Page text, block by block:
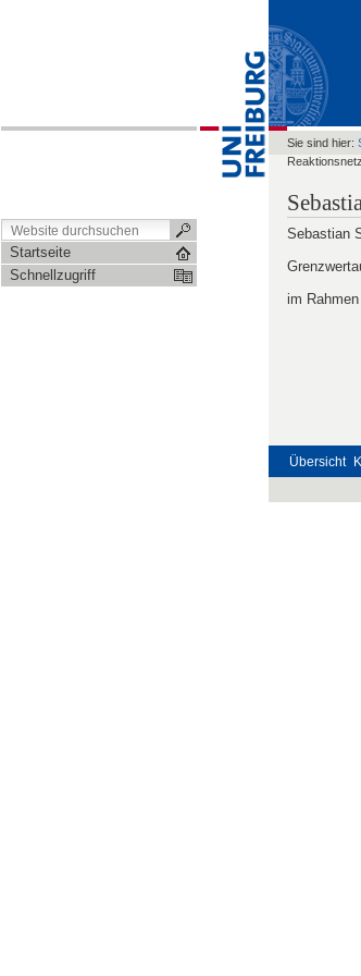
Startseite
Schnellzugriff
Sie sind hier:
Sebastian
im
Übersicht